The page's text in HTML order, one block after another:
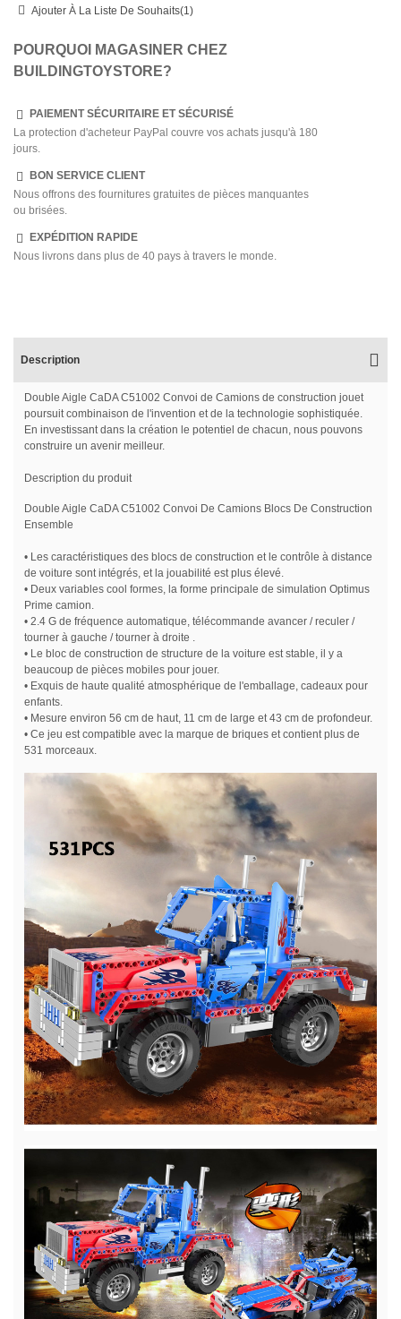
Ajouter À La Liste De Souhaits(1)
POURQUOI MAGASINER CHEZ
BUILDINGTOYSTORE?
PAIEMENT SÉCURITAIRE ET SÉCURISÉ
La protection d'acheteur PayPal couvre vos achats jusqu'à 180
jours.
BON SERVICE CLIENT
Nous offrons des fournitures gratuites de pièces manquantes
ou brisées.
EXPÉDITION RAPIDE
Nous livrons dans plus de 40 pays à travers le monde.
Description
Double Aigle CaDA C51002 Convoi de Camions de construction jouet
poursuit combinaison de l'invention et de la technologie sophistiquée.
En investissant dans la création le potentiel de chacun, nous pouvons
construire un avenir meilleur.
Description du produit
Double Aigle CaDA C51002 Convoi De Camions Blocs De Construction
Ensemble
• Les caractéristiques des blocs de construction et le contrôle à distance
de voiture sont intégrés, et la jouabilité est plus élevé.
• Deux variables cool formes, la forme principale de simulation Optimus
Prime camion.
• 2.4 G de fréquence automatique, télécommande avancer / reculer /
tourner à gauche / tourner à droite .
• Le bloc de construction de structure de la voiture est stable, il y a
beaucoup de pièces mobiles pour jouer.
• Exquis de haute qualité atmosphérique de l'emballage, cadeaux pour
enfants.
• Mesure environ 56 cm de haut, 11 cm de large et 43 cm de profondeur.
• Ce jeu est compatible avec la marque de briques et contient plus de
531 morceaux.